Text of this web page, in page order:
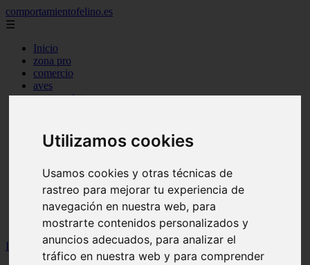
Utilizamos cookies
Usamos cookies y otras técnicas de
rastreo para mejorar tu experiencia de
navegación en nuestra web, para
mostrarte contenidos personalizados y
anuncios adecuados, para analizar el
tráfico en nuestra web y para comprender
comportamientofelino.es
☰
Inicio
zona pro
comercio
aves
protagonistas
acuariofilia
articulos
nombres para gatos
novedades
tablon de anuncios
uncategorized
zona pro
Inicio
gatos2 >Nombres Bíblicos para Perros y su Significado